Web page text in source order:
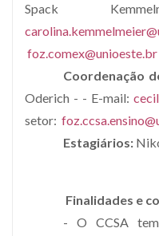
Spack
foz.comex@unioeste.br
Coordenação
Oderich - - E-mail:
setor:
Estagiários:
Finalidades e
- O CCSA